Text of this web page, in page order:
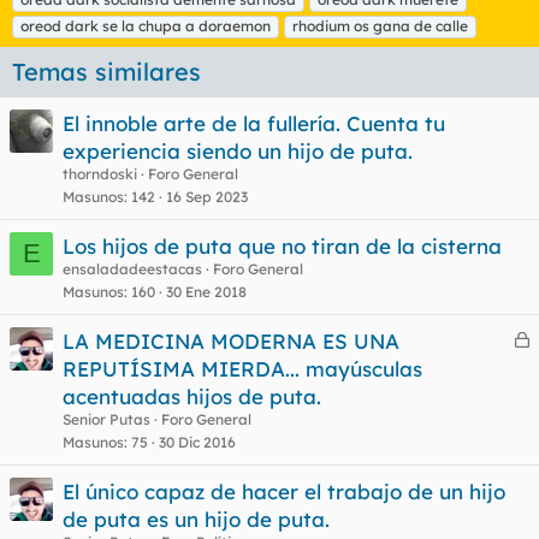
s
oreod dark se la chupa a doraemon
rhodium os gana de calle
Temas similares
El innoble arte de la fullería. Cuenta tu
experiencia siendo un hijo de puta.
thorndoski
Foro General
Masunos 142 16 Sep 2023
E Los hijos de puta que no tiran de la cisterna
ensaladadeestacas
Foro General
Masunos 160 30 Ene 2018
C
d
LA MEDICINA MODERNA ES UNA
REPUTÍSIMA MIERDA... mayúsculas
acentuadas hijos de puta.
Senior Putas
Foro General
Masunos 75 30 Dic 2016
El único capaz de hacer el trabajo de un hijo
de puta es un hijo de puta.